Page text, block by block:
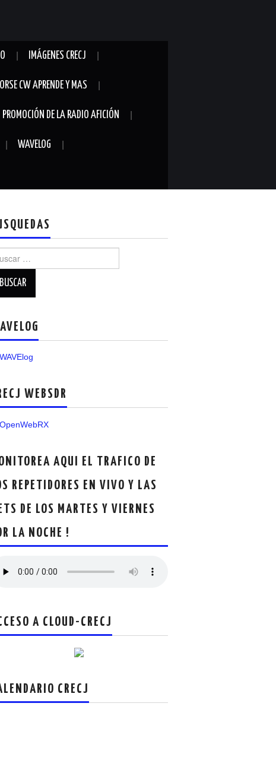
IMÁGENES CRECJ
CW APRENDE Y MAS
PROMOCIÓN DE LA RADIO AFICIÓN
WAVELOG
WEBSDR
AQUI EL TRAFICO DE
REPETIDORES EN VIVO Y LAS
DE LOS MARTES Y VIERNES
LA NOCHE !
A CLOUD-CRECJ
CRECJ